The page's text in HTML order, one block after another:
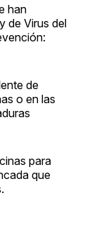
han
de Virus del
de
o en las
para
que